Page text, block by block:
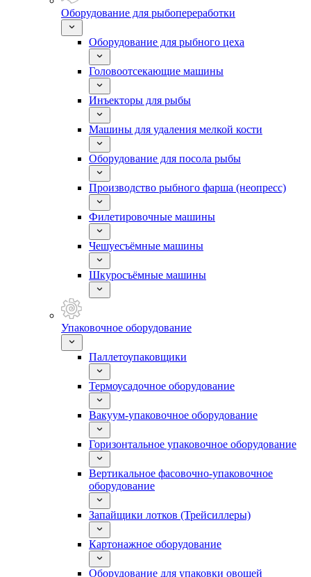
Оборудование для рыбопереработки
Оборудование для рыбного цеха
Головоотсекающие машины
Инъекторы для рыбы
Машины для удаления мелкой кости
Оборудование для посола рыбы
Производство рыбного фарша (неопресс)
Филетировочные машины
Чешуесъёмные машины
Шкуросъёмные машины
Упаковочное оборудование
Паллетоупаковщики
Термоусадочное оборудование
Вакуум-упаковочное оборудование
Горизонтальное упаковочное оборудование
Вертикальное фасовочно-упаковочное
оборудование
Запайщики лотков (Трейсиллеры)
Картонажное оборудование
Оборудование для упаковки овощей